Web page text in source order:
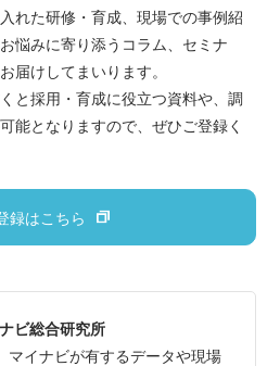
れた研修・育成、現場での事例紹
悩みに寄り添うコラム、セミナ
届けしてまいります。
と採用・育成に役立つ資料や、調
能となりますので、ぜひご登録く
録はこちら
ビ総合研究所
マイナビが有するデータや現場